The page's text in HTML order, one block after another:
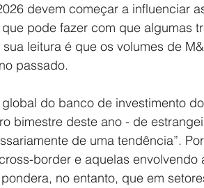
devem começar a influenciar
pode fazer com que algumas
leitura é que os volumes de
passado.
do banco de investimento
bimestre deste ano - de
de uma tendência”.
border e aquelas envolvendo
no entanto, que em